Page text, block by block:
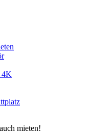
4K
mieten!